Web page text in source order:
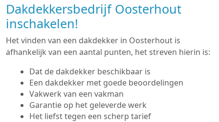
Dakdekkersbedrijf Oosterhout
inschakelen!
Het vinden van een dakdekker in Oosterhout is
afhankelijk van een aantal punten, het streven hierin is:
Dat de dakdekker beschikbaar is
Een dakdekker met goede beoordelingen
Vakwerk van een vakman
Garantie op het geleverde werk
Het liefst tegen een scherp tarief